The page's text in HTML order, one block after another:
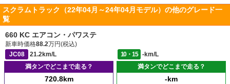
スクラムトラック（22年04月～24年04月モデル）の他のグレード一
覧
660 KC エアコン・パワステ
新車時価格88.2万円(税込)
JC08
21.2km/L 10・15
-km/L
満タンでどこまで走る？
720.8km
満タンでどこまで走る？
-km